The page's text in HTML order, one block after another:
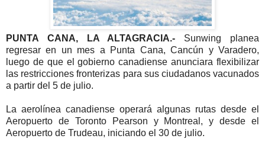
PUNTA CANA, LA ALTAGRACIA.- Sunwing planea
regresar en un mes a Punta Cana, Cancún y Varadero,
luego de que el gobierno canadiense anunciara flexibilizar
las restricciones fronterizas para sus ciudadanos vacunados
a partir del 5 de julio.
La aerolínea canadiense operará algunas rutas desde el
Aeropuerto de Toronto Pearson y Montreal, y desde el
Aeropuerto de Trudeau, iniciando el 30 de julio.